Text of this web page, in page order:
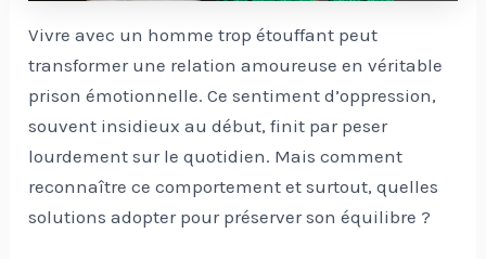
Vivre avec un homme trop étouffant peut
transformer une relation amoureuse en véritable
prison émotionnelle. Ce sentiment d’oppression,
souvent insidieux au début, finit par peser
lourdement sur le quotidien. Mais comment
reconnaître ce comportement et surtout, quelles
solutions adopter pour préserver son équilibre ?